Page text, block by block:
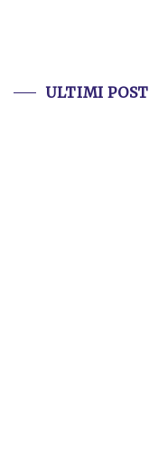
ULTIMI POST